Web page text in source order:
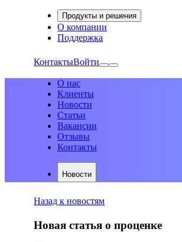
Продукты и решения
О компании
Поддержка
КонтактыВойти
О нас
Клиенты
Новости
Статьи
Вакансии
Отзывы
Контакты
Новости
Назад к новостям
Новая статья о проценке